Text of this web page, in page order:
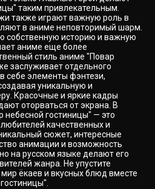
таким привлекательным.
также играют важную роль в
в аниме неповторимый шарм.
собственную историю и важную
аниме еще более
стиль аниме "Повар
заслуживает отдельного
себе элементы фэнтези,
уникальную и
Красочные и яркие кадры
оторваться от экрана. В
гостиницы" — это
качественных и
сюжет, интересные
анимации и возможность
на русском языке делают его
жанра. Не упустите
ёкаев и вкусных блюд вместе